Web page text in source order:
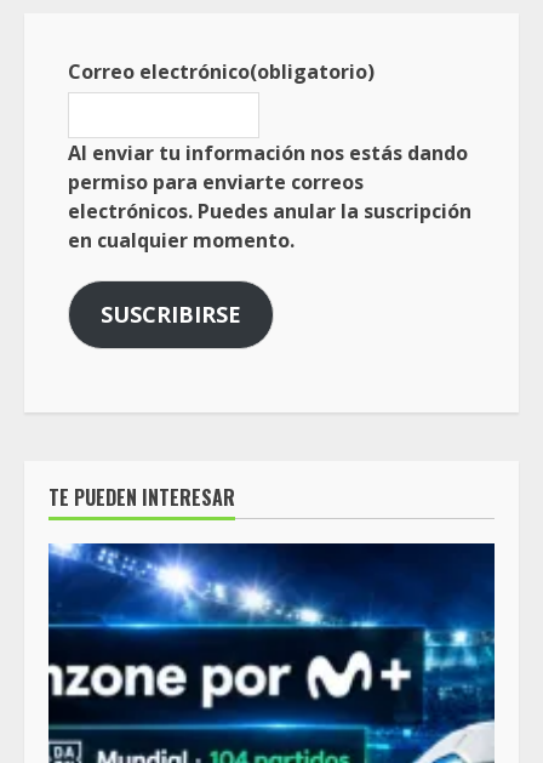
Correo electrónico(obligatorio)
Al enviar tu información nos estás dando
permiso para enviarte correos
electrónicos. Puedes anular la suscripción
en cualquier momento.
SUSCRIBIRSE
TE PUEDEN INTERESAR